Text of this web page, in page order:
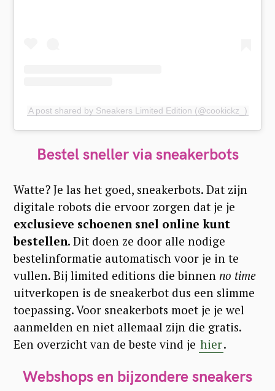
A post shared by Sneakers Limited Edition (@cookickz_)
Bestel sneller via sneakerbots
Watte? Je las het goed, sneakerbots. Dat zijn
digitale robots die ervoor zorgen dat je je
exclusieve schoenen snel online kunt
bestellen. Dit doen ze door alle nodige
bestelinformatie automatisch voor je in te
vullen. Bij limited editions die binnen no time
uitverkopen is de sneakerbot dus een slimme
toepassing. Voor sneakerbots moet je je wel
aanmelden en niet allemaal zijn die gratis.
Een overzicht van de beste vind je hier.
Webshops en bijzondere sneakers